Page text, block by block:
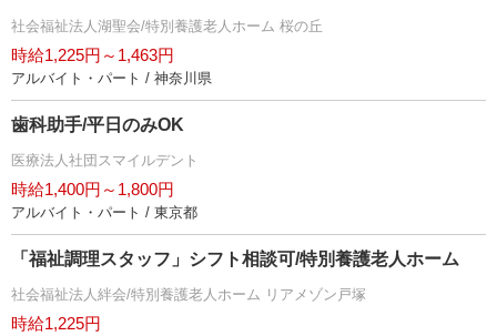
社会福祉法人湖聖会/特別養護老人ホーム 桜の丘
時給1,225円～1,463円
アルバイト・パート / 神奈川県
歯科助手/平日のみOK
医療法人社団スマイルデント
時給1,400円～1,800円
アルバイト・パート / 東京都
「福祉調理スタッフ」シフト相談可/特別養護老人ホーム
社会福祉法人絆会/特別養護老人ホーム リアメゾン戸塚
時給1,225円